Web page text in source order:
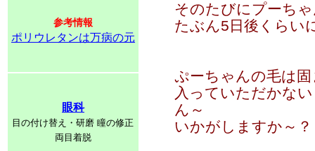
参考情報
ポリウレタンは万病の元
眼科
目の付け替え・研磨 瞳の修正
両目着脱
そのたびにプーち
たぶん5日後くらい
ぷーちゃんの毛は
入っていただかな
ん～
いかがしますか～？